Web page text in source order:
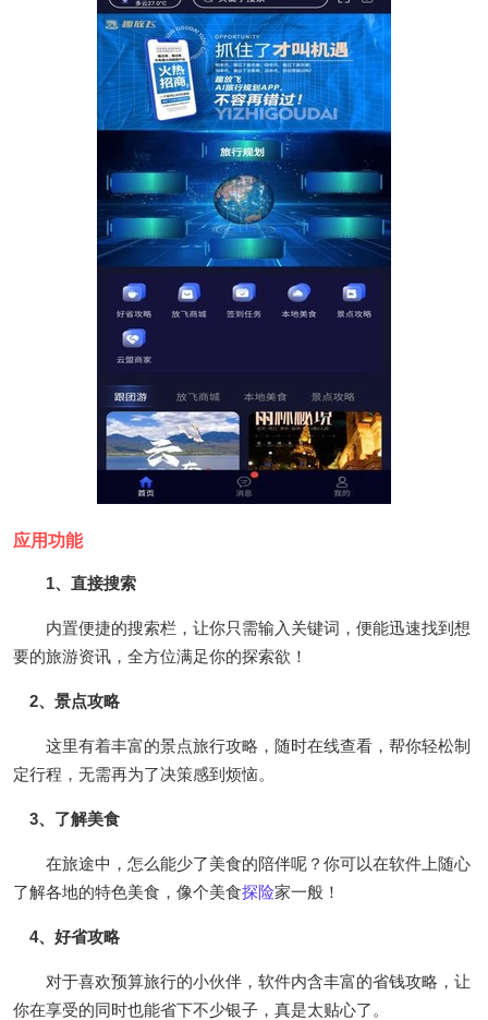
应用功能
1、直接搜索
内置便捷的搜索栏，让你只需输入关键词，便能迅速找到想
要的旅游资讯，全方位满足你的探索欲！
2、景点攻略
这里有着丰富的景点旅行攻略，随时在线查看，帮你轻松制
定行程，无需再为了决策感到烦恼。
3、了解美食
在旅途中，怎么能少了美食的陪伴呢？你可以在软件上随心
了解各地的特色美食，像个美食探险家一般！
4、好省攻略
对于喜欢预算旅行的小伙伴，软件内含丰富的省钱攻略，让
你在享受的同时也能省下不少银子，真是太贴心了。